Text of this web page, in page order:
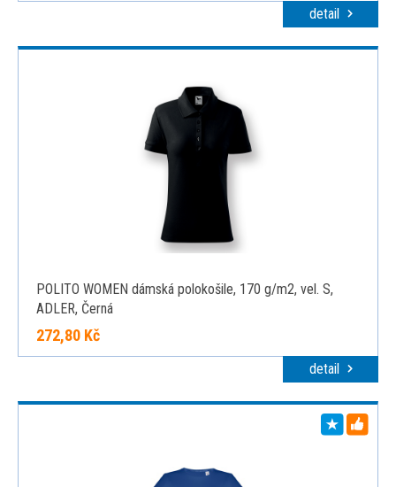
detail
POLITO WOMEN dámská polokošile, 170 g/m2, vel. S,
ADLER, Černá
272,80 Kč
detail